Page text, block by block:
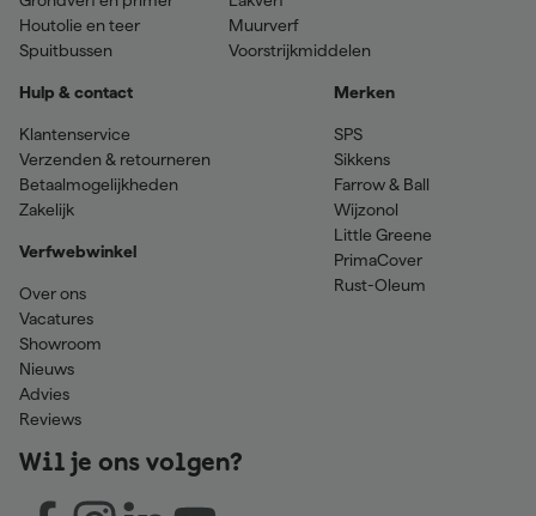
Houtolie en teer
Spuitbussen
Muurverf
Voorstrijkmiddelen
Hulp & contact
Klantenservice
Verzenden & retourneren
Betaalmogelijkheden
Zakelijk
Verfwebwinkel
Over ons
Vacatures
Showroom
Nieuws
Advies
Reviews
Merken
SPS
Sikkens
Farrow & Ball
Wijzonol
Little Greene
PrimaCover
Rust-Oleum
Wil je ons volgen?